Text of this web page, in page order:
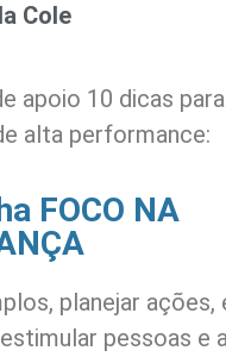
Cole
apoio 10 dicas
alta performance:
FOCO NA
planejar
pessoas e